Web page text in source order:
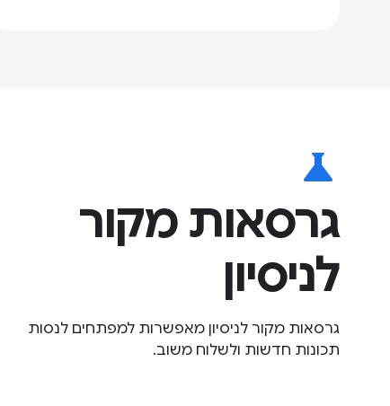
science
גרסאות מקור
לניסיון
גרסאות מקור לניסיון מאפשרות למפתחים לנסות
תכונות חדשות ולשלוח משוב.